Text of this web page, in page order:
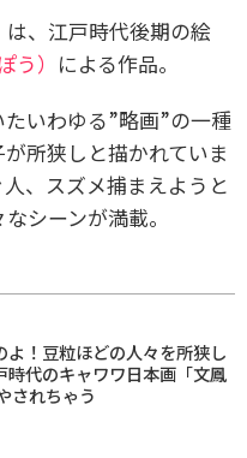
は、江戸時代後期の絵
） による作品。
いわゆる”略画”の一種
所狭しと描かれていま
、スズメ捕まえようと
シーンが満載。
よ！豆粒ほどの人々を所狭し
時代のキャワワ日本画「文鳳
されちゃう